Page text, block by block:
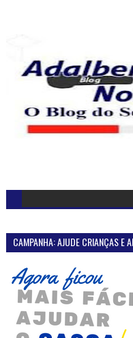
CAMPANHA: AJUDE CRIANÇAS E